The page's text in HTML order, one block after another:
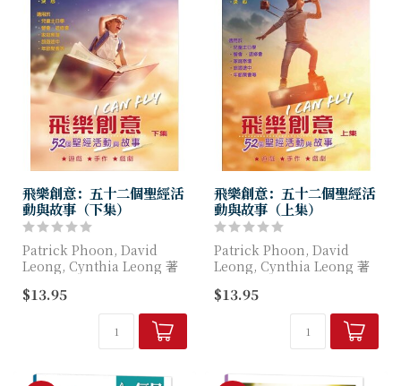
飛樂創意：五十二個聖經活
動與故事（下集）
Patrick Phoon, David
Leong, Cynthia Leong 著
52個聖經活動與故事，內含遊
戲、手作、戲劇。啟發孩子的
$13.95
飛樂創意：五十二個聖經活
動與故事（上集）
Patrick Phoon, David
Leong, Cynthia Leong 著
52個聖經活動與故事，內含遊
戲、手作、戲劇。啟發孩子的
$13.95